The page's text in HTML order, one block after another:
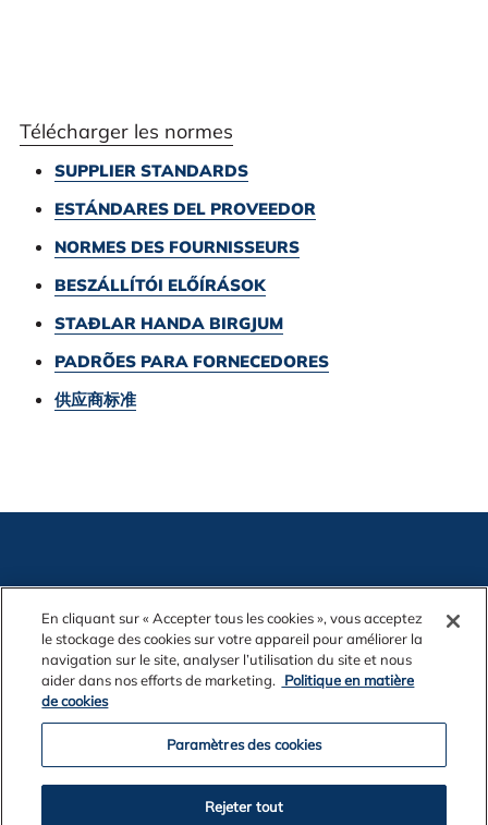
Télécharger les normes
SUPPLIER STANDARDS
ESTÁNDARES DEL PROVEEDOR
NORMES DES FOURNISSEURS
BESZÁLLÍTÓI ELŐÍRÁSOK
STAÐLAR HANDA BIRGJUM
PADRÕES PARA FORNECEDORES
供应商标准
Communiquez avec nous
Mentions légales
Confidentialité
En cliquant sur « Accepter tous les cookies », vous acceptez
le stockage des cookies sur votre appareil pour améliorer la
navigation sur le site, analyser l’utilisation du site et nous
aider dans nos efforts de marketing.
Politique en matière
de cookies
Paramètres des cookies
Rejeter tout